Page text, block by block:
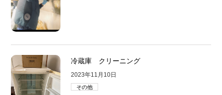
冷蔵庫 クリーニング
2023年11月10日
その他